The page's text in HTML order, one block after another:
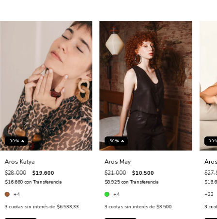
-30% 🔥
Aros Katya
$28.000 $19.600
$16.660con Transferencia
+4
3 cuotas sin interés de $6.533,33
-50% 🔥
Aros May
$21.000 $10.500
$8.925con Transferencia
+4
3 cuotas sin interés de $3.500
-
+22
3